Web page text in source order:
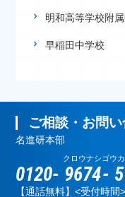
明和高等学校附
早稲田中学校
ご相談・お問
名進研本部
0120- 9674
クロウナシ
-
ゴウ
【通話無料】<受付時